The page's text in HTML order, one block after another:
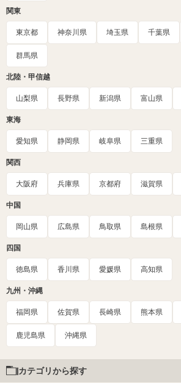
関東
東京都 神奈川県 埼玉県 千葉県
群馬県
北陸・甲信越
山梨県 長野県 新潟県 富山県
東海
愛知県 静岡県 岐阜県 三重県
関西
大阪府 兵庫県 京都府 滋賀県
中国
岡山県 広島県 鳥取県 島根県
四国
徳島県 香川県 愛媛県 高知県
九州・沖縄
福岡県 佐賀県 長崎県 熊本県
鹿児島県 沖縄県
カテゴリから探す